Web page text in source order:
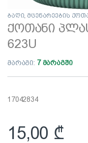
ბაღი, მცენარეების
ქოთანი
623U
მარაგი: 7 მარაგში
17042834
15,00 ₾